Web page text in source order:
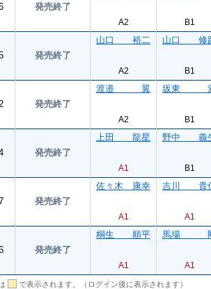
発売終了
A2 B1
発売終了
山口 裕二
A2
山口 修
B1
発売終了
渡邉 翼
A2
坂東
B1
発売終了
上田 龍星
A1
野中 義
B1
発売終了
佐々木 康幸
A1
吉川 貴
A1
発売終了
桐生 順平
A1
馬場
A1
で表示されます。（ログイン後に表示されます）